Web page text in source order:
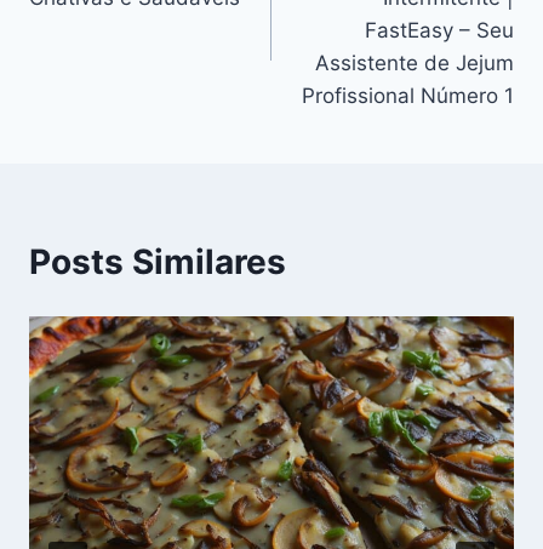
FastEasy – Seu
Assistente de Jejum
Profissional Número 1
Posts Similares